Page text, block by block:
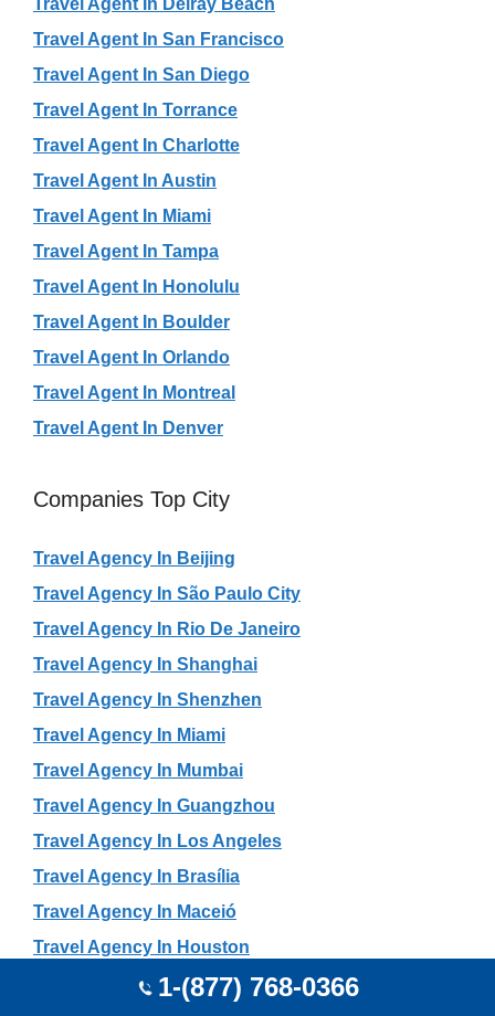
Travel Agent In San Francisco
Travel Agent In San Diego
Travel Agent In Torrance
Travel Agent In Charlotte
Travel Agent In Austin
Travel Agent In Miami
Travel Agent In Tampa
Travel Agent In Honolulu
Travel Agent In Boulder
Travel Agent In Orlando
Travel Agent In Montreal
Travel Agent In Denver
Companies Top City
Travel Agency In Beijing
Travel Agency In São Paulo City
Travel Agency In Rio De Janeiro
Travel Agency In Shanghai
Travel Agency In Shenzhen
Travel Agency In Miami
Travel Agency In Mumbai
Travel Agency In Guangzhou
Travel Agency In Los Angeles
Travel Agency In Brasília
Travel Agency In Maceió
Travel Agency In Houston
Travel Agency In Hangzhou
1-(877) 768-0366